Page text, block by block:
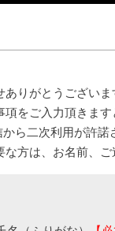
ありがとうございま
項をご入力頂きま
から二次利用が許諾
な方は、お名前、